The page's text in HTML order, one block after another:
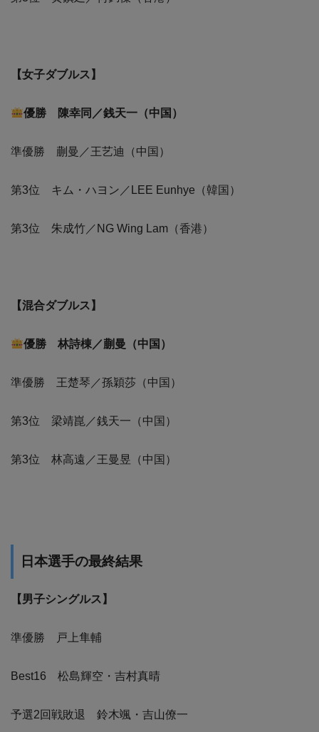
【女子ダブルス】
優勝 陳幸同／銭天一（中国）
準優勝 蒯曼／王艺迪（中国）
第3位 キム・ハヨン／LEE Eunhye（韓国）
第3位 朱成竹／NG Wing Lam（香港）
【混合ダブルス】
優勝 林詩棟／蒯曼（中国）
準優勝 王楚琴／孫穎莎（中国）
第3位 梁靖崑／銭天一（中国）
第3位 林高遠／王曼昱（中国）
日本選手の最終結果
【男子シングルス】
準優勝 戸上隼輔
Best16 松島輝空・吉村真晴
予選2回戦敗退 鈴木颯・吉山僚一